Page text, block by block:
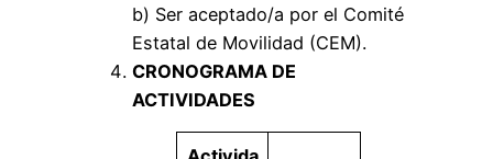
b) Ser aceptado/a por el Comité
Estatal de Movilidad (CEM).
CRONOGRAMA DE
ACTIVIDADES